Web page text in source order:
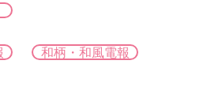
和柄・和風電報